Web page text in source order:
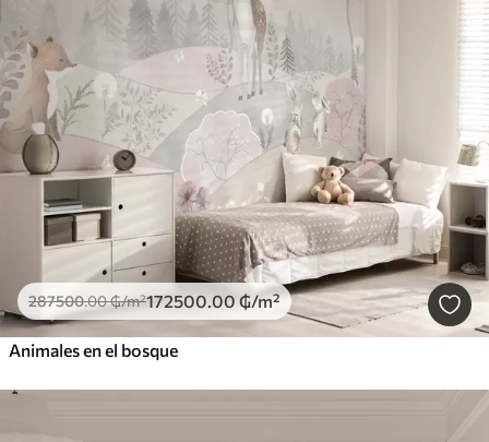
287500.00₲/m²172500 .00 ₲/m²
Animales en el bosque